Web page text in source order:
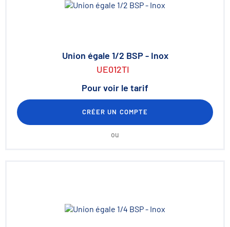
Union égale 1/2 BSP - Inox
UE012TI
Pour voir le tarif
CRÉER UN COMPTE
ou